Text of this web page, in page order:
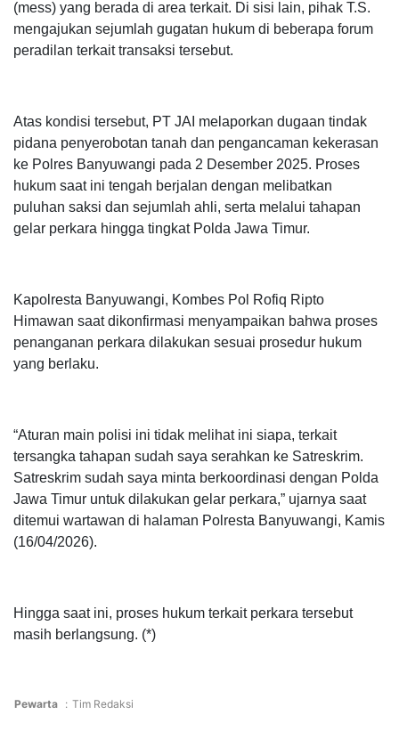
(mess) yang berada di area terkait. Di sisi lain, pihak T.S.
mengajukan sejumlah gugatan hukum di beberapa forum
peradilan terkait transaksi tersebut.
Atas kondisi tersebut, PT JAI melaporkan dugaan tindak
pidana penyerobotan tanah dan pengancaman kekerasan
ke Polres Banyuwangi pada 2 Desember 2025. Proses
hukum saat ini tengah berjalan dengan melibatkan
puluhan saksi dan sejumlah ahli, serta melalui tahapan
gelar perkara hingga tingkat Polda Jawa Timur.
Kapolresta Banyuwangi, Kombes Pol Rofiq Ripto
Himawan saat dikonfirmasi menyampaikan bahwa proses
penanganan perkara dilakukan sesuai prosedur hukum
yang berlaku.
“Aturan main polisi ini tidak melihat ini siapa, terkait
tersangka tahapan sudah saya serahkan ke Satreskrim.
Satreskrim sudah saya minta berkoordinasi dengan Polda
Jawa Timur untuk dilakukan gelar perkara,” ujarnya saat
ditemui wartawan di halaman Polresta Banyuwangi, Kamis
(16/04/2026).
Hingga saat ini, proses hukum terkait perkara tersebut
masih berlangsung. (*)
Pewarta : Tim Redaksi